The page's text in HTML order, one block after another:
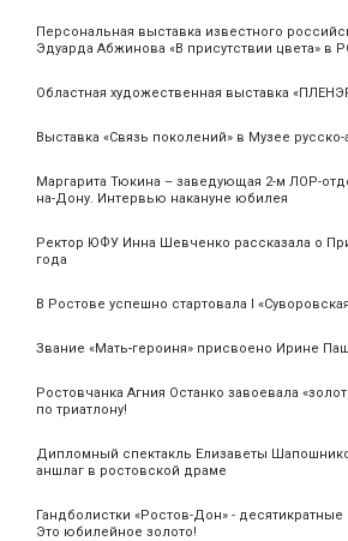
Персональная выставка известного
Эдуарда Абжинова «В присутствии цвета» в
Областная художественная выставка
Выставка «Связь поколений» в Музее
Маргарита Тюкина – заведующая 2-м ЛОР-
на-Дону. Интервью накануне юбилея
Ректор ЮФУ Инна Шевченко рассказала о
года
В Ростове успешно стартовала I
Звание «Мать‑героиня» присвоено Ирине
Ростовчанка Агния Останко завоевала
по триатлону!
Дипломный спектакль Елизаветы
аншлаг в ростовской драме
Гандболистки «Ростов-Дон» -
Это юбилейное золото!